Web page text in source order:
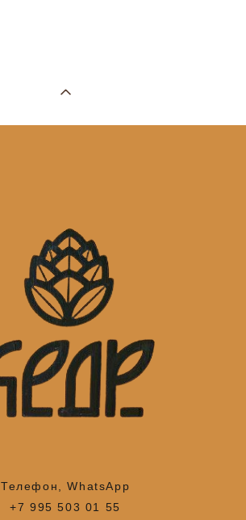
Телефон, WhatsApp
+7 995 503 01 55